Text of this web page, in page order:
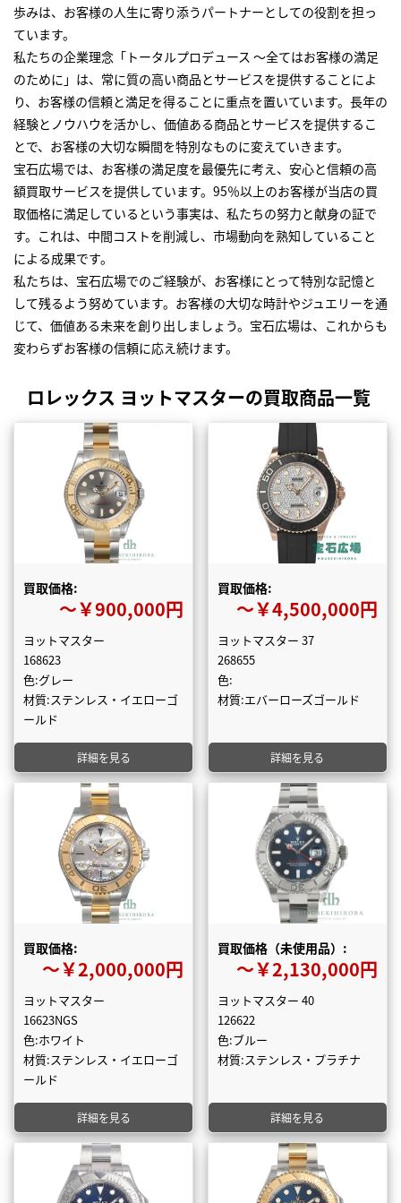
歩みは、お客様の人生に寄り添うパートナーとしての役割を担っ
ています。
私たちの企業理念「トータルプロデュース ～全てはお客様の満足
のために」は、常に質の高い商品とサービスを提供することによ
り、お客様の信頼と満足を得ることに重点を置いています。長年の
経験とノウハウを活かし、価値ある商品とサービスを提供するこ
とで、お客様の大切な瞬間を特別なものに変えていきます。
宝石広場では、お客様の満足度を最優先に考え、安心と信頼の高
額買取サービスを提供しています。95％以上のお客様が当店の買
取価格に満足しているという事実は、私たちの努力と献身の証で
す。これは、中間コストを削減し、市場動向を熟知していること
による成果です。
私たちは、宝石広場でのご経験が、お客様にとって特別な記憶と
して残るよう努めています。お客様の大切な時計やジュエリーを通
じて、価値ある未来を創り出しましょう。宝石広場は、これからも
変わらずお客様の信頼に応え続けます。
ロレックス ヨットマスターの買取商品一覧
買取価格:
〜￥900,000円
ヨットマスター
168623
色:グレー
材質:ステンレス・イエローゴ
ールド
詳細を見る
買取価格:
〜￥4,500,000円
ヨットマスター 37
268655
色:
材質:エバーローズゴールド
詳細を見る
買取価格:
〜￥2,000,000円
ヨットマスター
16623NGS
色:ホワイト
材質:ステンレス・イエローゴ
ールド
詳細を見る
買取価格（未使用品）:
〜￥2,130,000円
ヨットマスター 40
126622
色:ブルー
材質:ステンレス・プラチナ
詳細を見る